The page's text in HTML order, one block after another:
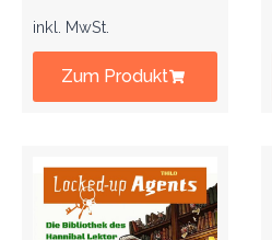
inkl. MwSt.
Zum Produkt